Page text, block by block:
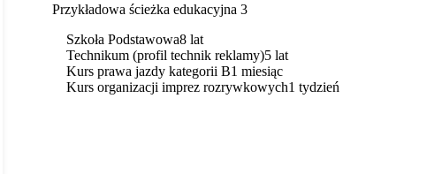
Przykładowa ścieżka edukacyjna 3
Szkoła Podstawowa8 lat
Technikum (profil technik reklamy)5 lat
Kurs prawa jazdy kategorii B1 miesiąc
Kurs organizacji imprez rozrywkowych1 tydzień